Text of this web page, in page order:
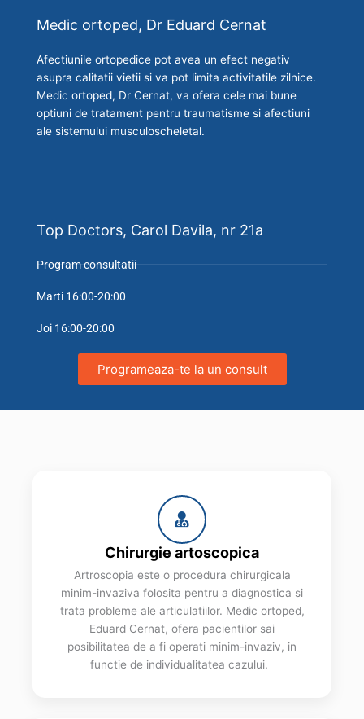
Medic ortoped, Dr Eduard Cernat
Afectiunile ortopedice pot avea un efect negativ
asupra calitatii vietii si va pot limita activitatile zilnice.
Medic ortoped, Dr Cernat, va ofera cele mai bune
optiuni de tratament pentru traumatisme si afectiuni
ale sistemului musculoscheletal.
Top Doctors, Carol Davila, nr 21a
Program consultatii
Marti 16:00-20:00
Joi 16:00-20:00
Programeaza-te la un consult
Chirurgie artoscopica
Artroscopia este o procedura chirurgicala
minim-invaziva folosita pentru a diagnostica si
trata probleme ale articulatiilor. Medic ortoped,
Eduard Cernat, ofera pacientilor sai
posibilitatea de a fi operati minim-invaziv, in
functie de individualitatea cazului.